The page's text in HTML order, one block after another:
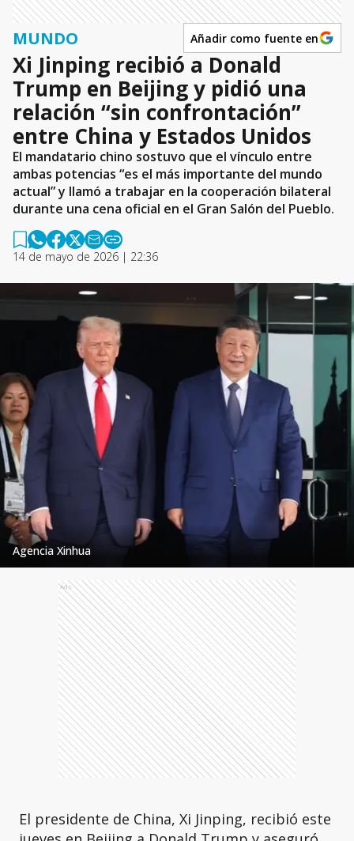
MUNDO Añadir como fuente en
Xi Jinping recibió a Donald
Trump en Beijing y pidió una
relación “sin confrontación”
entre China y Estados Unidos
El mandatario chino sostuvo que el vínculo entre
ambas potencias “es el más importante del mundo
actual” y llamó a trabajar en la cooperación bilateral
durante una cena oficial en el Gran Salón del Pueblo.
14 de mayo de 2026 | 22:36
Agencia Xinhua
Ads
El presidente de China, Xi Jinping, recibió este